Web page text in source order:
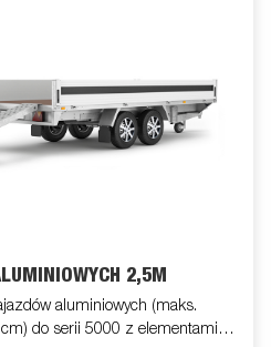
2,5M
aluminiowych (maks.
do serii 5000 z elementami